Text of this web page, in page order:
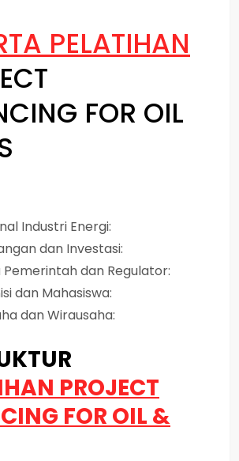
PELATIHAN
FOR OIL
Industri Energi:
dan Investasi:
Pemerintah dan Regulator:
dan Mahasiswa:
dan Wirausaha:
PROJECT
FOR OIL &